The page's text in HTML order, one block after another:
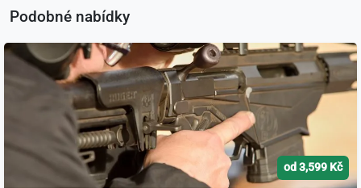
Podobné nabídky
od 3,599 Kč